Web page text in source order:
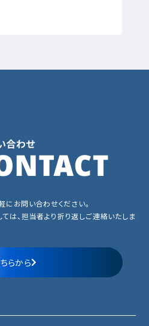
お問い合わせください。
は、担当者より折り返しご連絡いたしま
らから